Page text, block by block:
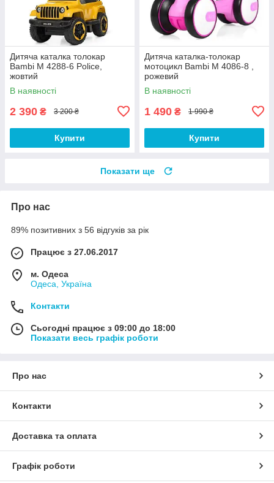
Дитяча каталка толокар
Bambi M 4288-6 Police,
жовтий
В наявності
2 390 ₴ 3 200 ₴
Купити
Дитяча каталка-толокар
мотоцикл Bambi M 4086-8 ,
рожевий
В наявності
1 490 ₴ 1 990 ₴
Купити
Показати ще
Про нас
89% позитивних з 56 відгуків за рік
Працює з 27.06.2017
м. Одеса
Одеса, Україна
Контакти
Сьогодні працює з 09:00 до 18:00
Показати весь графік роботи
Про нас
Контакти
Доставка та оплата
Графік роботи